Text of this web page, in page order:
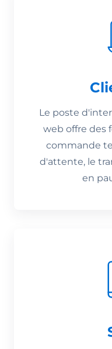
Le poste
web offre des
commande
d'attente, le
en